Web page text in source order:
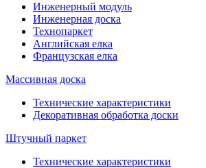
Инженерный модуль
Инженерная доска
Технопаркет
Английская елка
Французская елка
Массивная доска
Технические характеристики
Декоративная обработка доски
Штучный паркет
Технические характеристики